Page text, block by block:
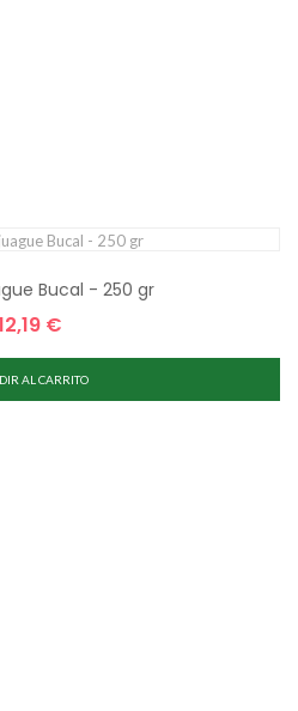
Bucal - 250 gr
€
AL CARRITO